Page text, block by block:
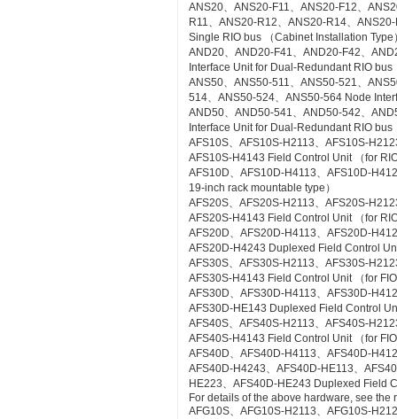
ANS20、ANS20-F11、ANS20-F12、
R11、ANS20-R12、ANS20-R14、
Single RIO bus （Cabinet Installation Type
AND20、AND20-F41、AND20-F42、
Interface Unit for Dual-Redundant RIO
ANS50、ANS50-511、ANS50-521、
514、ANS50-524、ANS50-564 Node
AND50、AND50-541、AND50-542、
Interface Unit for Dual-Redundant RIO
AFS10S、AFS10S-H2113、AFS10S-
AFS10S-H4143 Field Control Unit （for
AFS10D、AFS10D-H4113、AFS10D-
19-inch rack mountable type）
AFS20S、AFS20S-H2113、AFS20S-
AFS20S-H4143 Field Control Unit （for
AFS20D、AFS20D-H4113、AFS20D-
AFS20D-H4243 Duplexed Field Control
AFS30S、AFS30S-H2113、AFS30S-
AFS30S-H4143 Field Control Unit （for
AFS30D、AFS30D-H4113、AFS30D-
AFS30D-HE143 Duplexed Field Control
AFS40S、AFS40S-H2113、AFS40S-
AFS40S-H4143 Field Control Unit （for
AFS40D、AFS40D-H4113、AFS40D-
AFS40D-H4243、AFS40D-HE113、
HE223、AFS40D-HE243 Duplexed Field
For details of the above hardware, see the
AFG10S、AFG10S-H2113、AFG10S-